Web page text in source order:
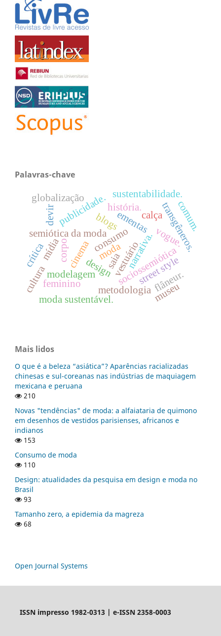
Palavras-chave
ementas
moda
história.
consumo
cinema narrativa.
saia
calça
semiótica da moda
sociossemiótica
publicidade.
modelagem
metodologia
moda sustentável.
design
corpo transgêneros.
feminino
vogue.
mídia
blogs
street style
flâneur.
cultura
devir
sustentabilidade.
globalização
vestuário
crítica
museu
comum.
Mais lidos
O que é a beleza “asiática”? Aparências racializadas
chinesas e sul-coreanas nas indústrias de maquiagem
mexicana e peruana
210
Novas "tendências" de moda: a alfaiataria de quimono
em desenhos de vestidos parisienses, africanos e
indianos
153
Consumo de moda
110
Design: atualidades da pesquisa em design e moda no
Brasil
93
Tamanho zero, a epidemia da magreza
68
Open Journal Systems
ISSN impresso 1982-0313 | e-ISSN 2358-0003